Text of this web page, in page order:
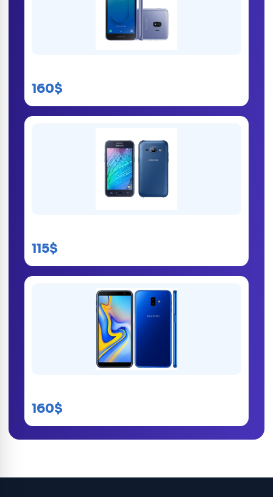
160$
115$
160$